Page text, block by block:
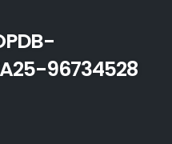
96734528